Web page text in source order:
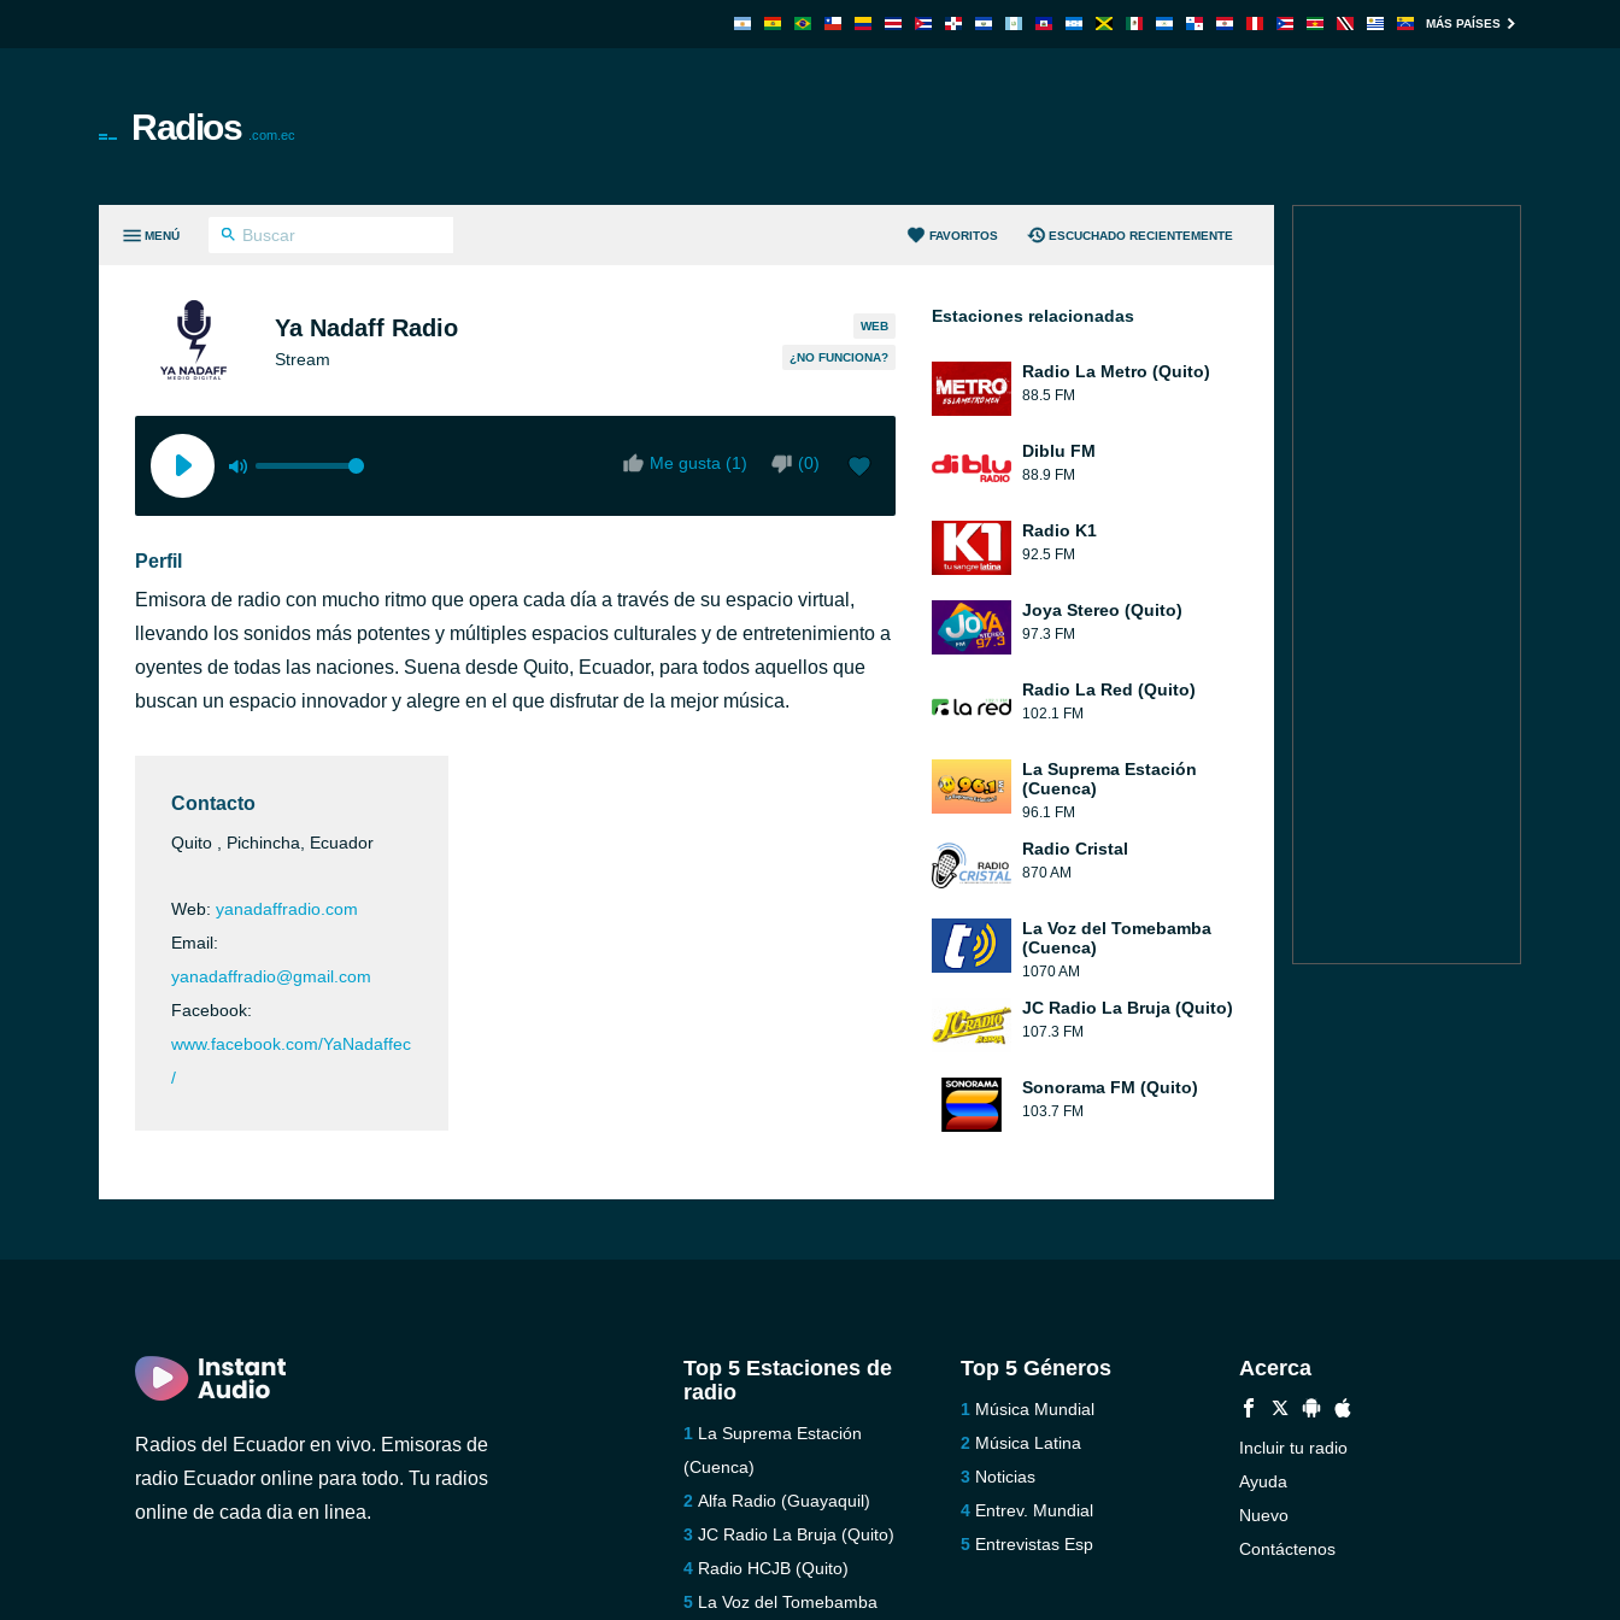
MÁS PAÍSES
Radios .com.ec
MENÚ FAVORITOS ESCUCHADO RECIENTEMENTE
Ya Nadaff Radio
Stream
WEB
¿NO FUNCIONA?
Me gusta (1) (0)
Perfil
Emisora de radio con mucho ritmo que opera cada día a través de su espacio virtual,
llevando los sonidos más potentes y múltiples espacios culturales y de entretenimiento a
oyentes de todas las naciones. Suena desde Quito, Ecuador, para todos aquellos que
buscan un espacio innovador y alegre en el que disfrutar de la mejor música.
Contacto
Quito , Pichincha, Ecuador
Web: yanadaffradio.com
Email:
yanadaffradio@gmail.com
Facebook:
www.facebook.com/YaNadaffec
/
Estaciones relacionadas
Radio La Metro (Quito)
88.5 FM
Diblu FM
88.9 FM
Radio K1
92.5 FM
Joya Stereo (Quito)
97.3 FM
Radio La Red (Quito)
102.1 FM
La Suprema Estación
(Cuenca)
96.1 FM
Radio Cristal
870 AM
La Voz del Tomebamba
(Cuenca)
1070 AM
JC Radio La Bruja (Quito)
107.3 FM
Sonorama FM (Quito)
103.7 FM
Radios del Ecuador en vivo. Emisoras de
radio Ecuador online para todo. Tu radios
online de cada dia en linea.
Top 5 Estaciones de
radio
La Suprema Estación
(Cuenca)
Alfa Radio (Guayaquil)
JC Radio La Bruja (Quito)
Radio HCJB (Quito)
La Voz del Tomebamba
Top 5 Géneros
Música Mundial
Música Latina
Noticias
Entrev. Mundial
Entrevistas Esp
Acerca
Incluir tu radio
Ayuda
Nuevo
Contáctenos